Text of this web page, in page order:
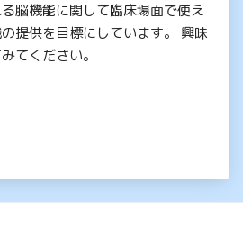
脳機能に関して臨床場面で使え
提供を目標にしています。 興味
てください。